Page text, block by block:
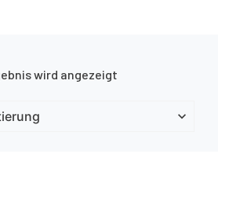
wird angezeigt